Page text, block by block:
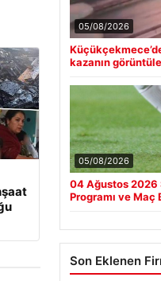
05/08/2026
kazanın
05/08/2026
04 Ağustos 2026
Programı ve Maç
Son Eklenen